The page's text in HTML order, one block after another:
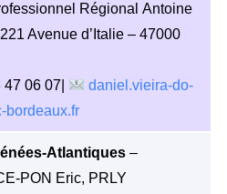
Régional Antoine
Avenue d’Italie – 47000
47 06 07|
daniel.vieira-do-
bordeaux.fr
Atlantiques –
PON Eric, PRLY